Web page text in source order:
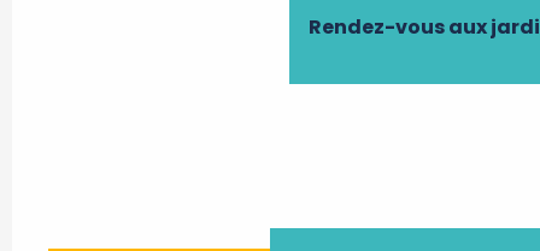
Rendez-vous aux